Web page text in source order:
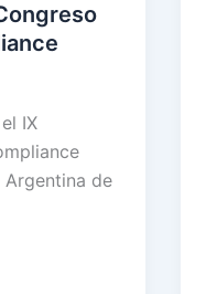
IX
de